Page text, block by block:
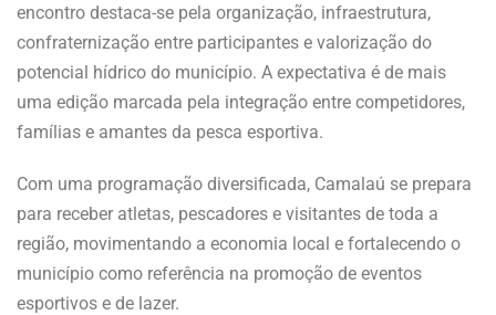
encontro destaca-se pela organização, infraestrutura,
confraternização entre participantes e valorização do
potencial hídrico do município. A expectativa é de mais
uma edição marcada pela integração entre competidores,
famílias e amantes da pesca esportiva.
Com uma programação diversificada, Camalaú se prepara
para receber atletas, pescadores e visitantes de toda a
região, movimentando a economia local e fortalecendo o
município como referência na promoção de eventos
esportivos e de lazer.